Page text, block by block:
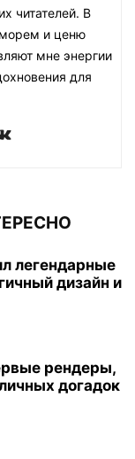
читателей. В
и ценю
мне энергии
для
легендарные
дизайн и
рендеры,
догадок